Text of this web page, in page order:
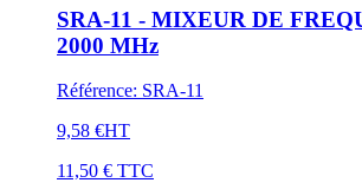
SRA-11 - MIXEUR DE
2000 MHz
Référence: SRA-11
9,58 €HT
11,50 € TTC